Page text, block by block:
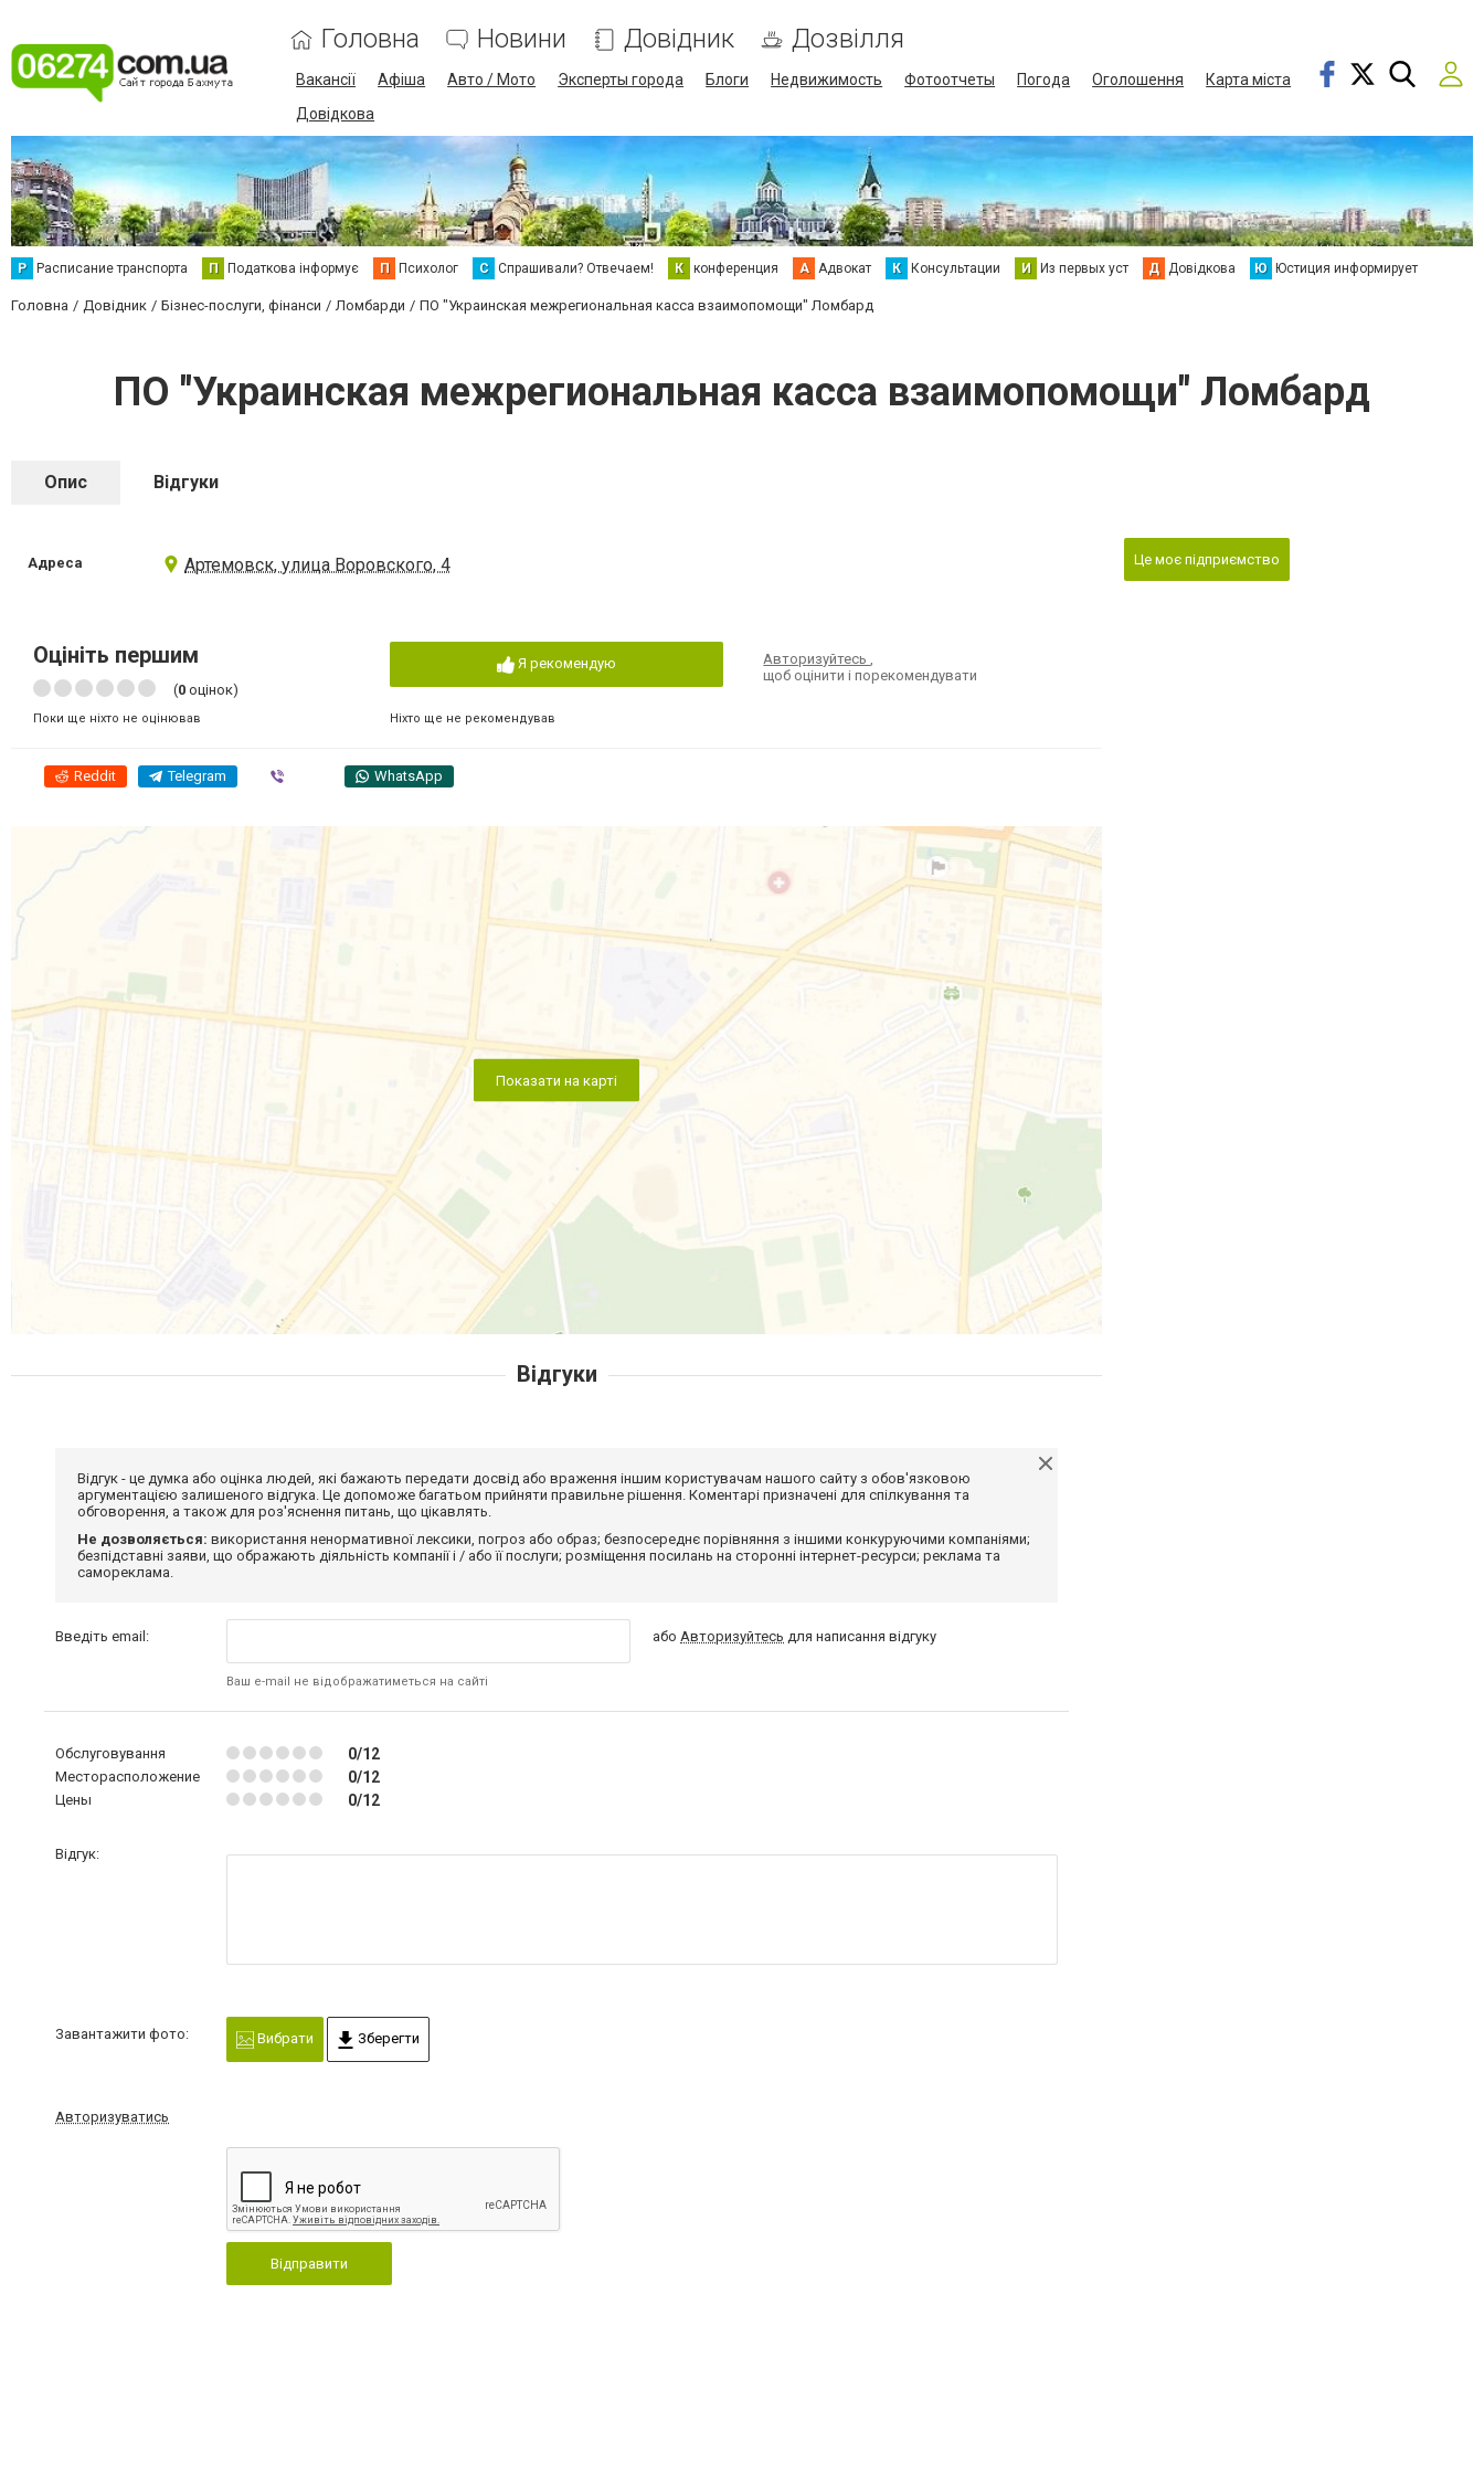
Головна Новини Довідник Дозвілля
Вакансії Афіша Авто / Мото Эксперты города Блоги Недвижимость Фотоотчеты Погода Оголошення
Карта міста
Довідкова
Р Расписание транспорта П Податкова інформує П Психолог С Спрашивали? Отвечаем! К конференция А Адвокат К Консультации И Из первых уст Д Довідкова Ю Юстиция информирует
Головна Довідник Бізнес-послуги, фінанси Ломбарди ПО "Украинская межрегиональная касса взаимопомощи" Ломбард
ПО "Украинская межрегиональная касса взаимопомощи" Ломбард
Опис Відгуки
Адреса Артемовск, улица Воровского, 4
Оцініть першим
(0 оцінок)
Поки ще ніхто не оцінював
Я рекомендую
Ніхто ще не рекомендував
Авторизуйтесь,
щоб оцінити і порекомендувати
Reddit Telegram WhatsApp
Показати на карті
Це моє підприємство
Відгуки
Відгук - це думка або оцінка людей, які бажають передати досвід або враження іншим користувачам нашого сайту з обов'язковою
аргументацією залишеного відгука. Це допоможе багатьом прийняти правильне рішення. Коментарі призначені для спілкування та
обговорення, а також для роз'яснення питань, що цікавлять.
Не дозволяється: використання ненормативної лексики, погроз або образ; безпосереднє порівняння з іншими конкуруючими компаніями;
безпідставні заяви, що ображають діяльність компанії і / або її послуги; розміщення посилань на сторонні інтернет-ресурси; реклама та
самореклама.
Введіть email:
Ваш e-mail не відображатиметься на сайті
абоАвторизуйтесь для написання відгуку
Обслуговування 0/12
Месторасположение 0/12
Цены 0/12
Відгук:
Завантажити фото: Вибрати Зберегти
Авторизуватись
Відправити